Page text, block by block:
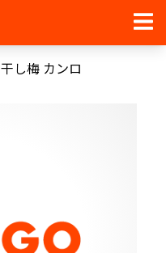
し梅 カンロ